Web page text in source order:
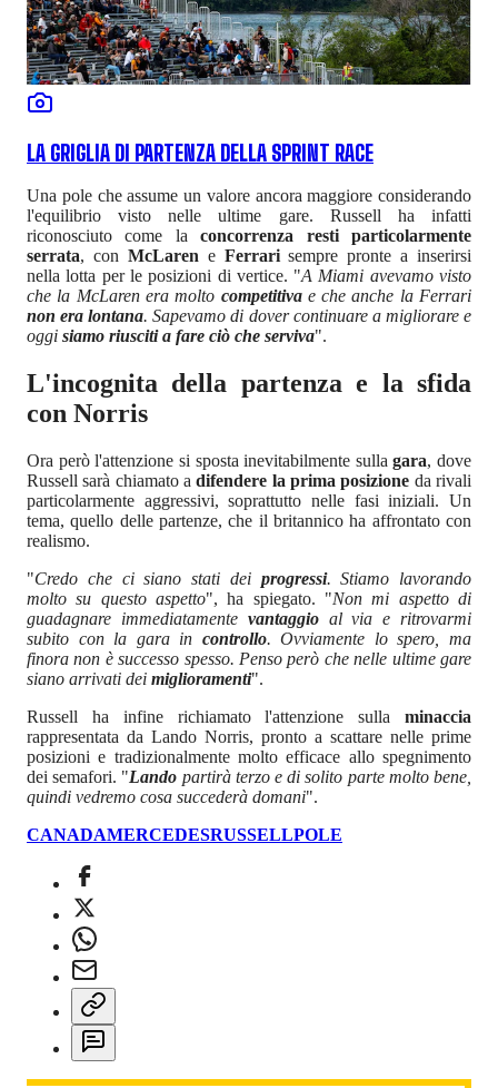
LA GRIGLIA DI PARTENZA DELLA SPRINT RACE
Una pole che assume un valore ancora maggiore considerando
l'equilibrio visto nelle ultime gare. Russell ha infatti
riconosciuto come laconcorrenza resti particolarmente
serrata, con McLaren e Ferrarisempre pronte a inserirsi
nella lotta per le posizioni di vertice. "A Miami avevamo visto
che la McLaren era molto competitiva e che anche la Ferrari
non era lontana. Sapevamo di dover continuare a migliorare e
oggi siamo riusciti a fare ciò che serviva".
L'incognita della partenza e la sfida
con Norris
Ora però l'attenzione si sposta inevitabilmente sullagara, dove
Russell sarà chiamato adifendere la prima posizione da rivali
particolarmente aggressivi, soprattutto nelle fasi iniziali. Un
tema, quello delle partenze, che il britannico ha affrontato con
realismo.
"Credo che ci siano stati dei progressi. Stiamo lavorando
molto su questo aspetto", ha spiegato. "Non mi aspetto di
guadagnare immediatamente vantaggioal via e ritrovarmi
subito con la gara in controllo. Ovviamente lo spero, ma
finora non è successo spesso. Penso però che nelle ultime gare
siano arrivati dei miglioramenti".
Russell ha infine richiamato l'attenzione sulla minaccia
rappresentata da Lando Norris, pronto a scattare nelle prime
posizioni e tradizionalmente molto efficace allo spegnimento
dei semafori. "Lando partirà terzo e di solito parte molto bene,
quindi vedremo cosa succederà domani".
CANADAMERCEDESRUSSELLPOLE